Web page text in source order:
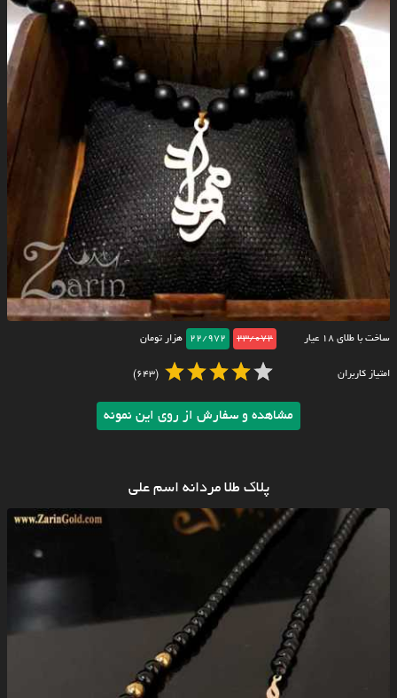
ساخت با طلای ۱۸ عیار 23/072
22/972 هزار تومان
امتیاز کاربران (643)
مشاهده و سفارش از روی این نمونه
پلاک طلا مردانه اسم علی